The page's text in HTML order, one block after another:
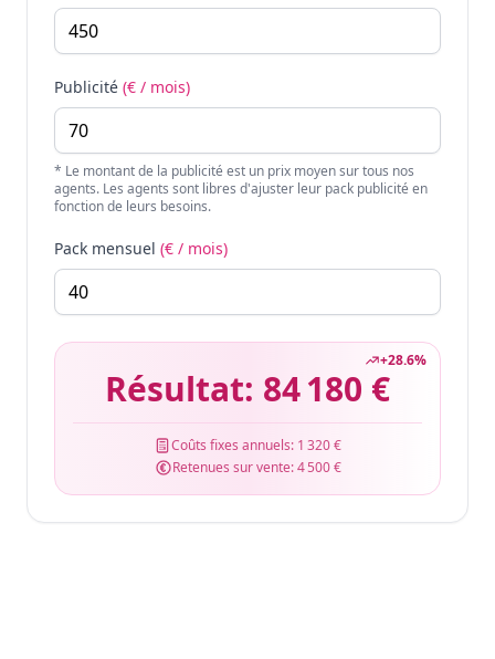
Publicité (€ / mois)
* Le montant de la publicité est un prix moyen sur tous nos
agents. Les agents sont libres d'ajuster leur pack publicité en
fonction de leurs besoins.
Pack mensuel (€ / mois)
+28.6%
Résultat: 84 180 €
Coûts fixes annuels: 1 320 €
Retenues sur vente:4 500 €